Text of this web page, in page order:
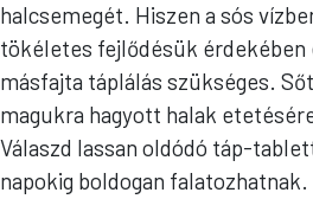
halcsemegét. Hiszen a sós
tökéletes fejlődésük érdekében
másfajta táplálás szükséges.
magukra hagyott halak
Válaszd lassan oldódó táp-
napokig boldogan